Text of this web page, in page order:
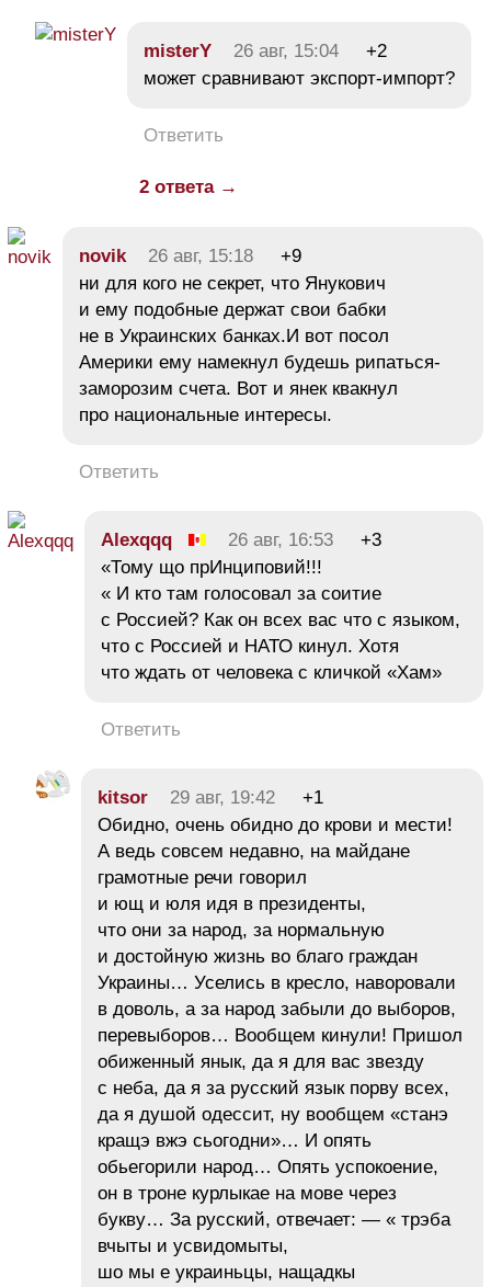
misterY 26 авг, 15:04
+2
может сравнивают экспорт-импорт?
Ответить
2 ответа →
novik 26 авг, 15:18
+9
ни для кого не секрет, что Янукович
и ему подобные держат свои бабки
не в Украинских банках.И вот посол
Америки ему намекнул будешь рипаться-
заморозим счета. Вот и янек квакнул
про национальные интересы.
Ответить
Alexqqq 26 авг, 16:53
+3
«Тому що прИнциповий!!!
« И кто там голосовал за соитие
с Россией? Как он всех вас что с языком,
что с Россией и НАТО кинул. Хотя
что ждать от человека с кличкой «Хам»
Ответить
kitsor 29 авг, 19:42
+1
Обидно, очень обидно до крови и мести!
А ведь совсем недавно, на майдане
грамотные речи говорил
и ющ и юля идя в президенты,
что они за народ, за нормальную
и достойную жизнь во благо граждан
Украины… Уселись в кресло, наворовали
в доволь, а за народ забыли до выборов,
перевыборов… Вообщем кинули! Пришол
обиженный янык, да я для вас звезду
с неба, да я за русский язык порву всех,
да я душой одессит, ну вообщем «станэ
кращэ вжэ сьогодни»… И опять
обьегорили народ… Опять успокоение,
он в троне курлыкае на мове через
букву… За русский, отвечает: — « трэба
вчыты и усвидомыты,
шо мы е украиньцы, нащадкы